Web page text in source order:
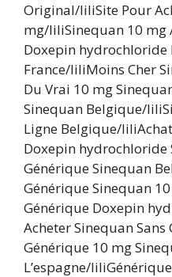
Original/liliSite Pour
mg/liliSinequan 10 mg
Doxepin hydrochloride
France/liliMoins Cher
Du Vrai 10 mg
Sinequan Belgique/
Ligne Belgique/
Doxepin
Générique Sinequan
Générique Sinequan
Générique Doxepin
Acheter Sinequan
Générique 10 mg
L’espagne/